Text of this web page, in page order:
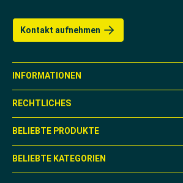
Kontakt aufnehmen
INFORMATIONEN
BELIEBTE PRODUKTE
RECHTLICHES
BELIEBTE KATEGORIEN